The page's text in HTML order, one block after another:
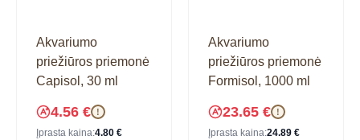
Akvariumo
priežiūros priemonė
Capisol, 30 ml
4.56 € !
Įprasta kaina:4.80 €
Akvariumo
priežiūros priemonė
Formisol, 1000 ml
23.65 € !
Įprasta kaina:24.89 €